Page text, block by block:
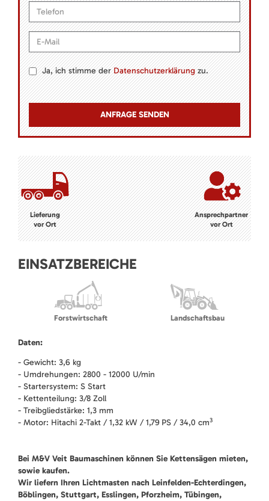
Ja, ich stimme derDatenschutzerklärungzu.
Lieferung
vor Ort
Ansprechpartner
vor Ort
EINSATZBEREICHE
Forstwirtschaft Landschaftsbau
Daten:
- Gewicht: 3,6 kg
- Umdrehungen: 2800 - 12000 U/min
- Startersystem: S Start
- Kettenteilung: 3/8 Zoll
- Treibgliedstärke: 1,3 mm
- Motor: Hitachi 2-Takt / 1,32 kW / 1,79 PS / 34,0 cm3
Bei M&V Veit Baumaschinen können Sie Kettensägen mieten,
sowie kaufen.
Wir liefern Ihren Lichtmasten nach Leinfelden-Echterdingen,
Böblingen, Stuttgart, Esslingen, Pforzheim, Tübingen,